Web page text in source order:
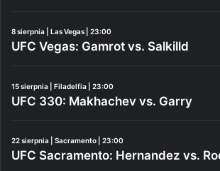
8 sierpnia | Las Vegas | 23:00
UFC Vegas: Gamrot vs. Salkilld
15 sierpnia | Filadelfia | 23:00
UFC 330: Makhachev vs. Garry
22 sierpnia | Sacramento | 23:00
UFC Sacramento: Hernandez vs.